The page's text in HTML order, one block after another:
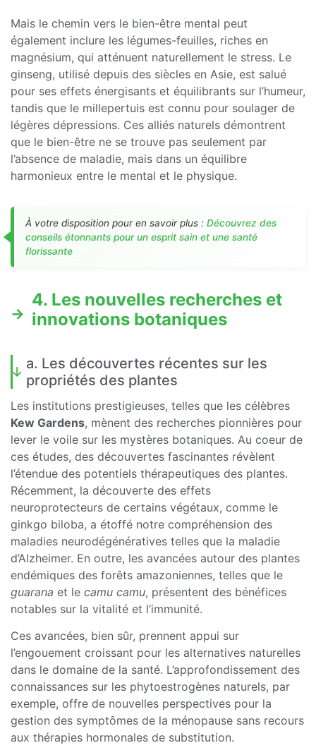
Mais le chemin vers le bien-être mental peut
également inclure les légumes-feuilles, riches en
magnésium, qui atténuent naturellement le stress. Le
ginseng, utilisé depuis des siècles en Asie, est salué
pour ses effets énergisants et équilibrants sur l’humeur,
tandis que le millepertuis est connu pour soulager de
légères dépressions. Ces alliés naturels démontrent
que le bien-être ne se trouve pas seulement par
l’absence de maladie, mais dans un équilibre
harmonieux entre le mental et le physique.
À votre disposition pour en savoir plus : Découvrez des
conseils étonnants pour un esprit sain et une santé
florissante
4. Les nouvelles recherches et
innovations botaniques
a. Les découvertes récentes sur les
propriétés des plantes
Les institutions prestigieuses, telles que les célèbres
Kew Gardens, mènent des recherches pionnières pour
lever le voile sur les mystères botaniques. Au coeur de
ces études, des découvertes fascinantes révèlent
l’étendue des potentiels thérapeutiques des plantes.
Récemment, la découverte des effets
neuroprotecteurs de certains végétaux, comme le
ginkgo biloba, a étoffé notre compréhension des
maladies neurodégénératives telles que la maladie
d’Alzheimer. En outre, les avancées autour des plantes
endémiques des forêts amazoniennes, telles que le
guarana et le camu camu, présentent des bénéfices
notables sur la vitalité et l’immunité.
Ces avancées, bien sûr, prennent appui sur
l’engouement croissant pour les alternatives naturelles
dans le domaine de la santé. L’approfondissement des
connaissances sur les phytoestrogènes naturels, par
exemple, offre de nouvelles perspectives pour la
gestion des symptômes de la ménopause sans recours
aux thérapies hormonales de substitution.